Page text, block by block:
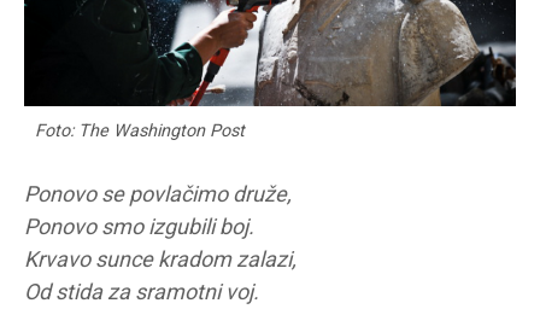
Foto: The Washington Post
Ponovo se povlačimo druže,
Ponovo smo izgubili boj.
Krvavo sunce kradom zalazi,
Od stida za sramotni voj.